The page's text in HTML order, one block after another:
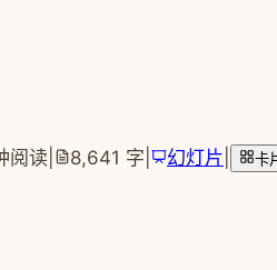
阅读 8,641 字 幻灯片 卡